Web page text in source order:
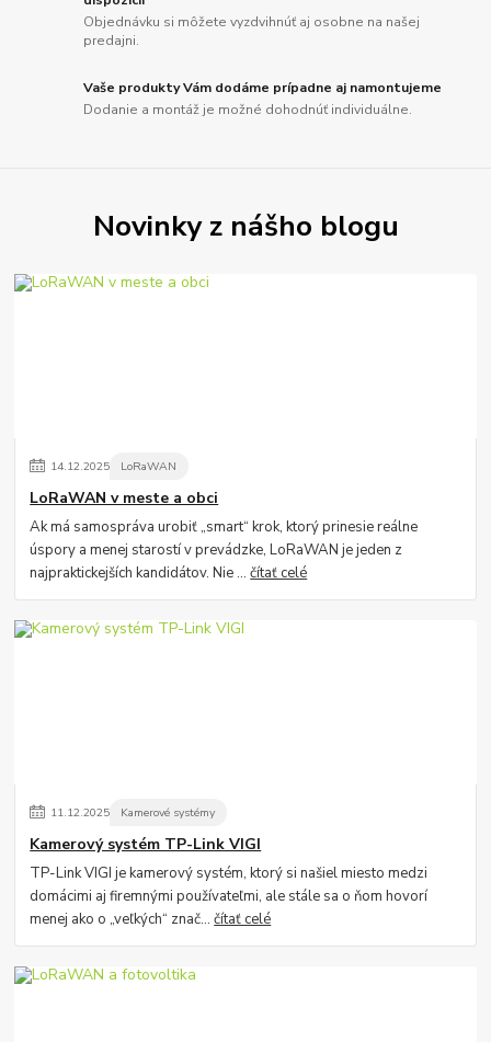
Objednávku si môžete vyzdvihnúť aj osobne na našej
predajni.
Vaše produkty Vám dodáme prípadne aj namontujeme
Dodanie a montáž je možné dohodnúť individuálne.
Novinky z nášho blogu
14.12.2025 LoRaWAN
LoRaWAN v meste a obci
Ak má samospráva urobiť „smart“ krok, ktorý prinesie reálne
úspory a menej starostí v prevádzke, LoRaWAN je jeden z
najpraktickejších kandidátov. Nie ...čítať celé
11.12.2025 Kamerové systémy
Kamerový systém TP-Link VIGI
TP-Link VIGI je kamerový systém, ktorý si našiel miesto medzi
domácimi aj firemnými používateľmi, ale stále sa o ňom hovorí
menej ako o „veľkých“ znač...čítať celé